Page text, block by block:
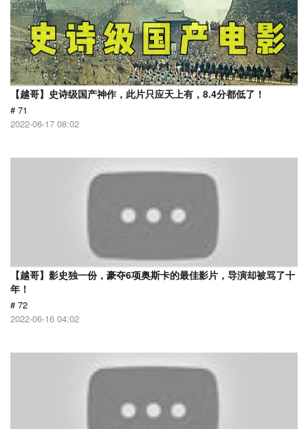
【越哥】史诗级国产神作，此片只应天上有，8.4分都低了！
# 71
2022-06-17 08:02
【越哥】影史独一份，豪夺6项奥斯卡的最佳影片，导演却被骂了十
年！
# 72
2022-06-16 04:02